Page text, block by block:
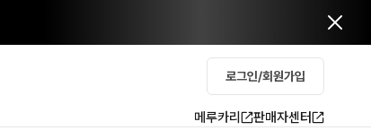
로그인/회원가입
메루카리 판매자센터